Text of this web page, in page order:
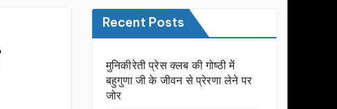
Recent Posts
मुनिकीरेती प्रेस क्लब की गोष्ठी में
बहुगुणा जी के जीवन से प्रेरणा लेने पर
जोर